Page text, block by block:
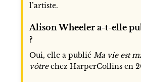
l’artiste.
Alison Wheeler a-t-elle
?
Oui, elle a publié Ma vie est
vôtrechez HarperCollins en